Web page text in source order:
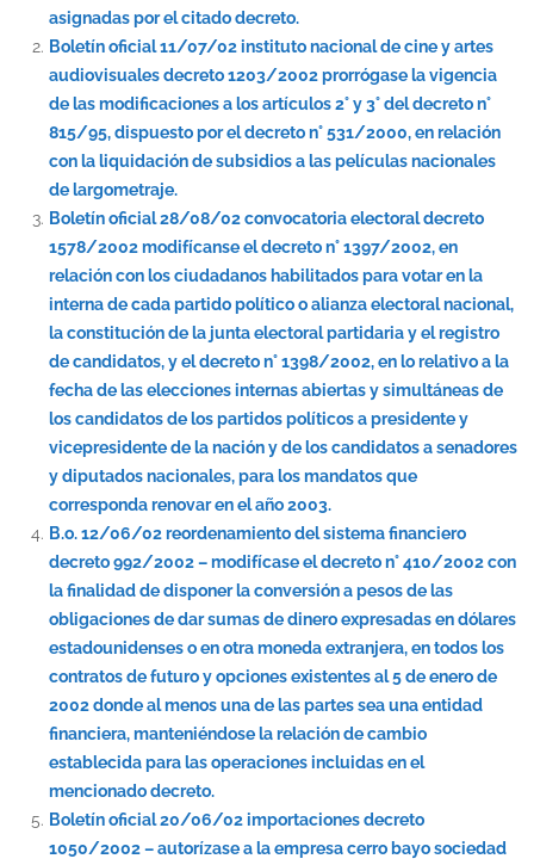
asignadas por el citado decreto.
Boletín oficial 11/07/02 instituto nacional de cine y artes
audiovisuales decreto 1203/2002 prorrógase la vigencia
de las modificaciones a los artículos 2° y 3° del decreto n°
815/95, dispuesto por el decreto n° 531/2000, en relación
con la liquidación de subsidios a las películas nacionales
de largometraje.
Boletín oficial 28/08/02 convocatoria electoral decreto
1578/2002 modifícanse el decreto n° 1397/2002, en
relación con los ciudadanos habilitados para votar en la
interna de cada partido político o alianza electoral nacional,
la constitución de la junta electoral partidaria y el registro
de candidatos, y el decreto n° 1398/2002, en lo relativo a la
fecha de las elecciones internas abiertas y simultáneas de
los candidatos de los partidos políticos a presidente y
vicepresidente de la nación y de los candidatos a senadores
y diputados nacionales, para los mandatos que
corresponda renovar en el año 2003.
B.o. 12/06/02 reordenamiento del sistema financiero
decreto 992/2002 – modifícase el decreto n° 410/2002 con
la finalidad de disponer la conversión a pesos de las
obligaciones de dar sumas de dinero expresadas en dólares
estadounidenses o en otra moneda extranjera, en todos los
contratos de futuro y opciones existentes al 5 de enero de
2002 donde al menos una de las partes sea una entidad
financiera, manteniéndose la relación de cambio
establecida para las operaciones incluidas en el
mencionado decreto.
Boletín oficial 20/06/02 importaciones decreto
1050/2002 – autorízase a la empresa cerro bayo sociedad